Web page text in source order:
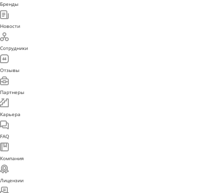
Бренды
Новости
Сотрудники
Отзывы
Партнеры
Карьера
FAQ
Компания
Лицензии